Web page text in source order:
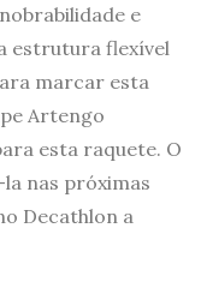
e
estrutura flexível
marcar esta
Artengo
esta raquete. O
nas próximas
Decathlon a